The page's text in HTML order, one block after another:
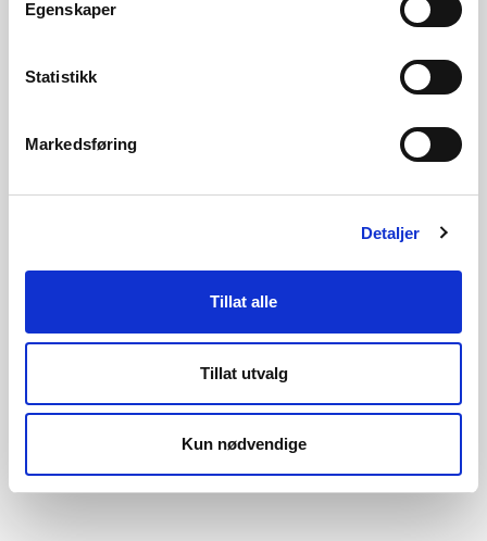
Egenskaper
Statistikk
Markedsføring
Detaljer
Tillat alle
Tillat utvalg
Kun nødvendige
msol@nve.no
Håkon Berg Sundet, fagleder
hbsu@nve.no
Konsesjonssak: Braskereidfoss kraftverk -
økt installert effekt og slukeevne